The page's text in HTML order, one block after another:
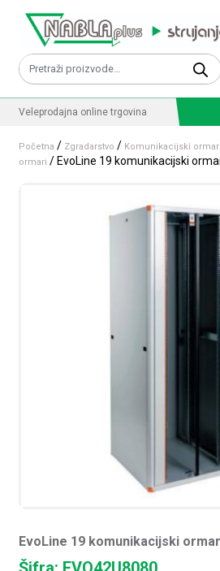
Pretraži:
Veleprodajna online trgovina
Početna / Zgradarstvo / Komunikacijski ormari
ormari / EvoLine 19 komunikacijski
EvoLine 19 komunikacijski